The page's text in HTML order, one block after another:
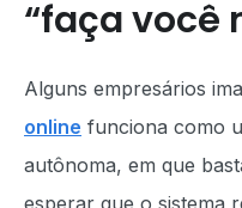
“faça você
Alguns empresários
online funciona como
autônoma, em que
esperar que o sistema